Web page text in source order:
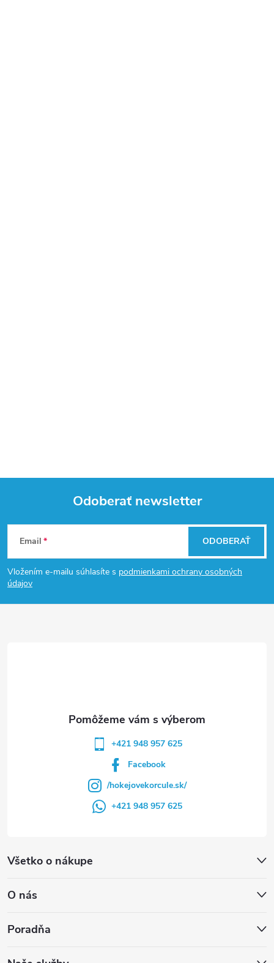
Z
á
p
Odoberať newsletter
Email
Vložením e-mailu súhlasíte s podmienkami ochrany osobných
údajov
ODOBERAŤ
Všetko o nákupe
O nás
Poradňa
+421 948 957 625
Facebook
/hokejovekorcule.sk/
+421 948 957 625